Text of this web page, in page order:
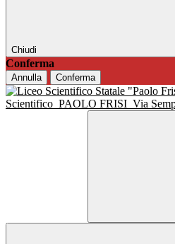
Chiudi
Conferma
Annulla Conferma
Scientifico PAOLO FRISI Via